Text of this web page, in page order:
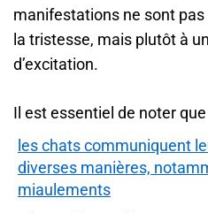
manifestations ne sont
la tristesse, mais plutôt à
d’excitation.
Il est essentiel de noter que
les chats communiquent
diverses manières,
miaulements